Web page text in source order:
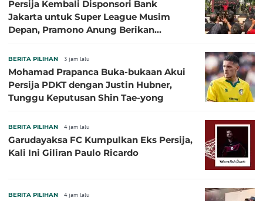
Persija Kembali Disponsori Bank
Jakarta untuk Super League Musim
Depan, Pramono Anung Berikan
BERITA PILIHAN 3 jam lalu
Mohamad Prapanca Buka-bukaan Akui
Persija PDKT dengan Justin Hubner,
Tunggu Keputusan Shin Tae-yong
BERITA PILIHAN 4 jam lalu
Garudayaksa FC Kumpulkan Eks Persija,
Kali Ini Giliran Paulo Ricardo
BERITA PILIHAN 4 jam lalu